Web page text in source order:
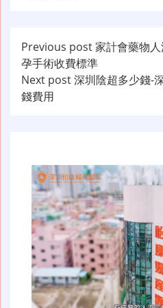
文
章
导
Previous post家計會藥物
孕手術收費標準
Next post深圳陰超多少錢-
錢費用